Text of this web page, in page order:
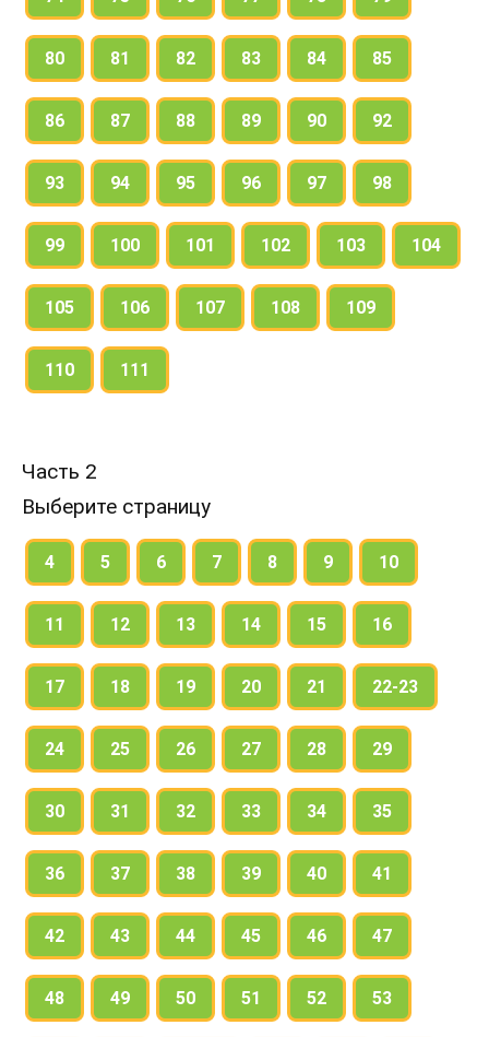
80 81 82 83 84 85
86 87 88 89 90 92
93 94 95 96 97 98
99 100 101 102 103 104
105 106 107 108 109
110 111
Часть 2
Выберите страницу
4 5 6 7 8 9 10
11 12 13 14 15 16
17 18 19 20 21 22-23
24 25 26 27 28 29
30 31 32 33 34 35
36 37 38 39 40 41
42 43 44 45 46 47
48 49 50 51 52 53